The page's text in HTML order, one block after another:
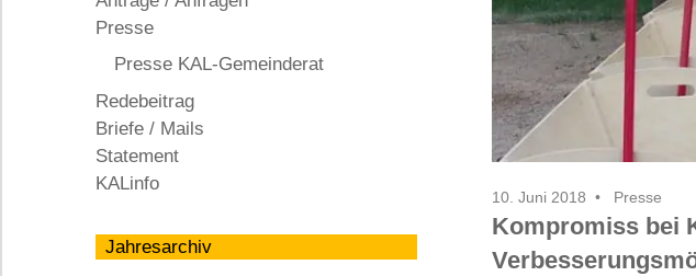
KAL
10. Juni 2018 Presse
Kompromiss bei
Presse
Presse KAL-Gemeinderat
Redebeitrag
Briefe / Mails
Statement
KALinfo
Jahresarchiv